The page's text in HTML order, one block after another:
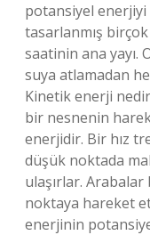
potansiyel
tasarlanmış
saatinin ana yayı.
suya atlamadan
Kinetik enerji
bir nesnenin
enerjidir. Bir hız
düşük noktada
ulaşırlar.
noktaya hareket
enerjinin